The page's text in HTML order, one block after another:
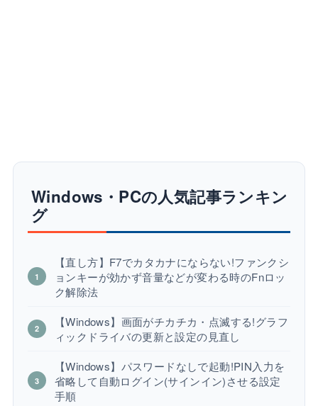
Windows・PCの人気記事ランキン
グ
【直し方】F7でカタカナにならない!ファンクシ
ョンキーが効かず音量などが変わる時のFnロッ
ク解除法
【Windows】画面がチカチカ・点滅する!グラフ
ィックドライバの更新と設定の見直し
【Windows】パスワードなしで起動!PIN入力を
省略して自動ログイン(サインイン)させる設定
手順